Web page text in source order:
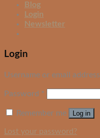
Blog
Login
Newsletter
Login
Username or email address
Password *
Remember me Log in
Lost your password?